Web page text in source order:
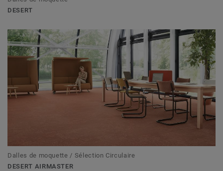
DESERT
Dalles de moquette / Sélection Circulaire
DESERT AIRMASTER